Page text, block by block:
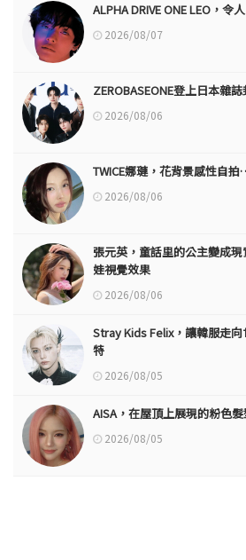
ALPHA DRIVE ONE LEO，令
2026/08/07
ZEROBASEONE登上日本雜
2026/08/06
TWICE娜璉，花背景感性自
2026/08/06
張元英，童話里的公主變成
娃視覺效果
2026/08/06
Stray Kids Felix，讓韓服
特
2026/08/05
AISA，在屋頂上展現的粉色
2026/08/05